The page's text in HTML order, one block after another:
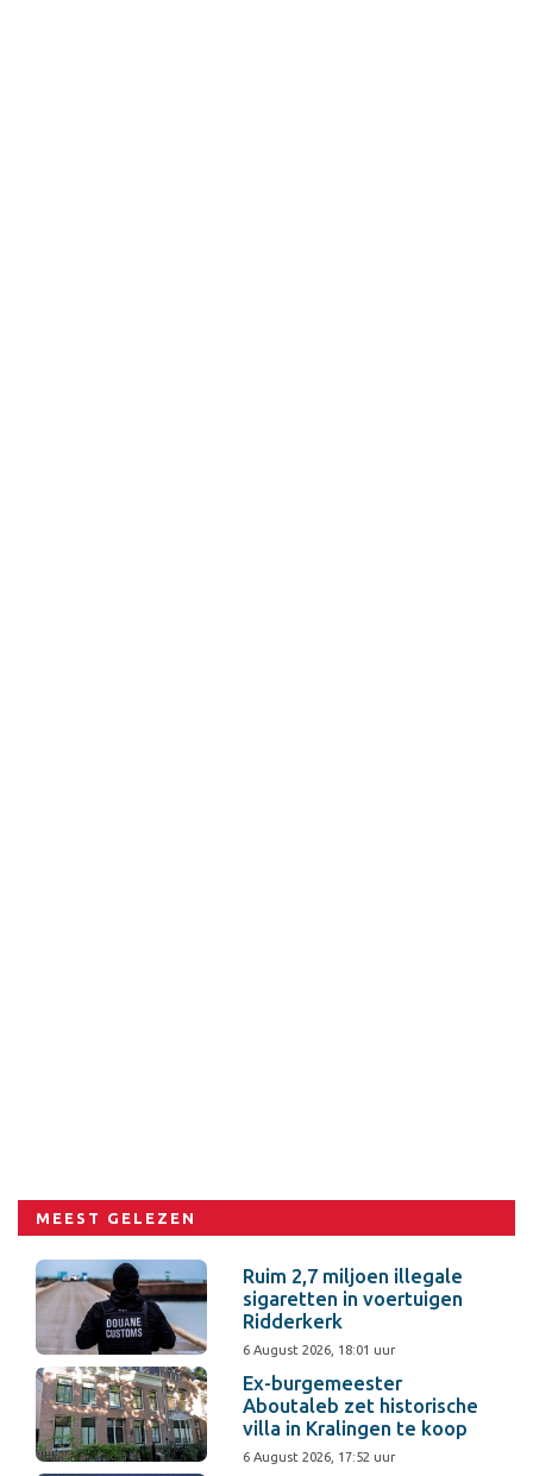
MEEST GELEZEN
Ruim 2,7 miljoen illegale
sigaretten in voertuigen
Ridderkerk
6 August 2026, 18:01 uur
Ex-burgemeester
Aboutaleb zet historische
villa in Kralingen te koop
6 August 2026, 17:52 uur